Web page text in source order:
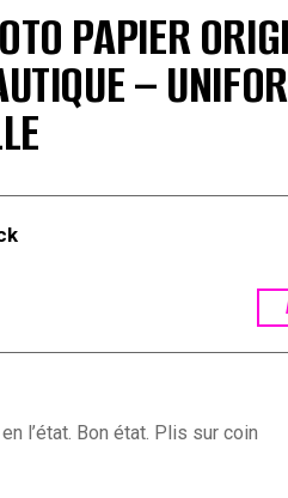
PAPIER
–
l’état. Bon état. Plis sur coin